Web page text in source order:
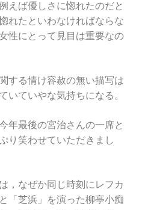
えば優しさに惚れたのだと
れたといわなければならな
性にとって見目は重要なの
する情け容赦の無い描写は
いていやな気持ちになる。
年最後の宮治さんの一席と
り笑わせていただきまし
，なぜか同じ時刻にレフカ
「芝浜」を演った柳亭小痴